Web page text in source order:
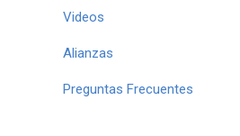
Videos
Alianzas
Preguntas Frecuentes